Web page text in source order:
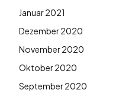
Januar 2021
Dezember 2020
November 2020
Oktober 2020
September 2020